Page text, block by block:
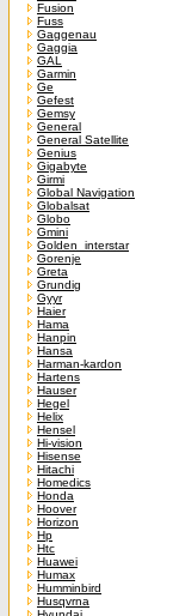
Fusion
Fuss
Gaggenau
Gaggia
GAL
Garmin
Ge
Gefest
Gemsy
General
General Satellite
Genius
Gigabyte
Girmi
Global Navigation
Globalsat
Globo
Gmini
Golden_interstar
Gorenje
Greta
Grundig
Gyyr
Haier
Hama
Hanpin
Hansa
Harman-kardon
Hartens
Hauser
Hegel
Helix
Hensel
Hi-vision
Hisense
Hitachi
Homedics
Honda
Hoover
Horizon
Hp
Htc
Huawei
Humax
Humminbird
Husqvrna